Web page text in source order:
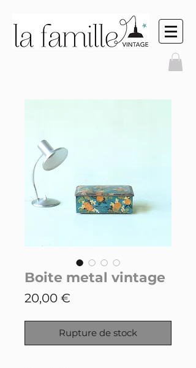
Boite metal vintage
20,00 €
Rupture de stock